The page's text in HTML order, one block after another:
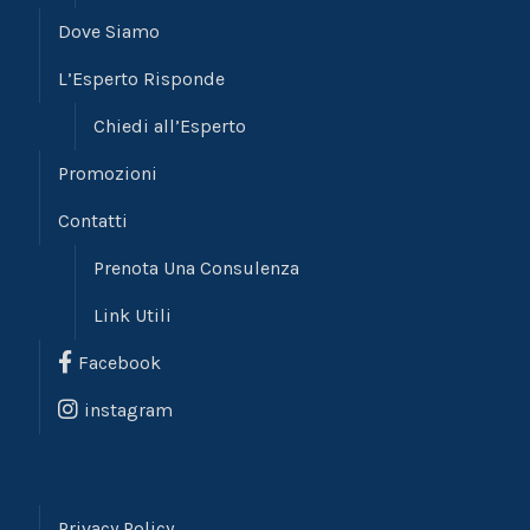
Dove Siamo
L’Esperto Risponde
Chiedi all’Esperto
Promozioni
Contatti
Prenota Una Consulenza
Link Utili
Facebook
instagram